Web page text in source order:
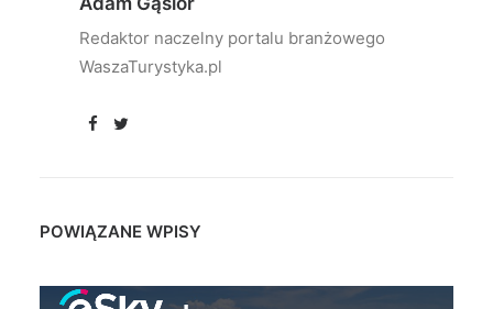
Redaktor naczelny portalu branżowego
WaszaTurystyka.pl
POWIĄZANE WPISY